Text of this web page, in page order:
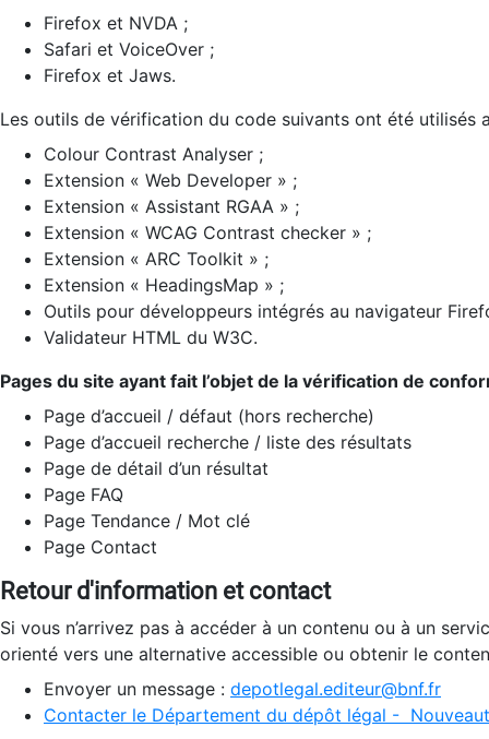
Firefox et NVDA ;
Safari et VoiceOver ;
Firefox et Jaws.
Les outils de vérification du code suivants ont été utilisés
Colour Contrast Analyser ;
Extension « Web Developer » ;
Extension « Assistant RGAA » ;
Extension « WCAG Contrast checker » ;
Extension « ARC Toolkit » ;
Extension « HeadingsMap » ;
Outils pour développeurs intégrés au navigateur
Validateur HTML du W3C.
Pages du site ayant fait l’objet de la vérification de
Page d’accueil / défaut (hors recherche)
Page d’accueil recherche / liste des résultats
Page de détail d’un résultat
Page FAQ
Page Tendance / Mot clé
Page Contact
Retour d'information et contact
Si vous n’arrivez pas à accéder à un contenu ou à un
orienté vers une alternative accessible ou obtenir le
Envoyer un message : depotlegal.editeur@bnf.fr
Contacter le Département du dépôt légal -